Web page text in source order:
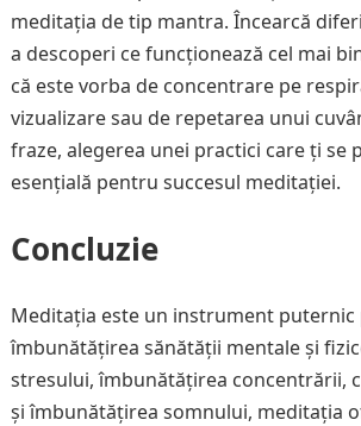
meditația de tip mantra. Încearcă
a descoperi ce funcționează cel mai
că este vorba de concentrare pe
vizualizare sau de repetarea unui
fraze, alegerea unei practici care ți se
esențială pentru succesul meditației.
Concluzie
Meditația este un instrument
îmbunătățirea sănătății mentale și
stresului, îmbunătățirea concentrării,
și îmbunătățirea somnului, meditația